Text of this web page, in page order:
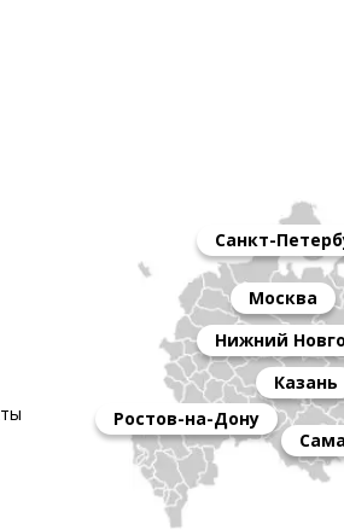
Санкт-
Москва
Нижний
Казань
Ростов-на-Дону